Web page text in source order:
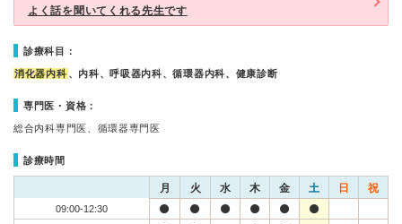
よく話を聞いてくれる先生です
診療科目：
消化器内科 、内科、呼吸器内科、循環器内科、健康診断
専門医・資格：
総合内科専門医、循環器専門医
診療時間
月 火 水 木 金 土 日 祝
09:00-12:30